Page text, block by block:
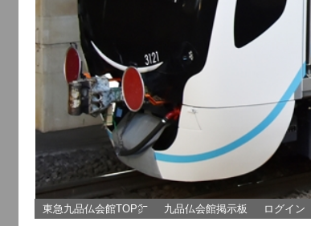
東急九品仏会館TOP㌻ 九品仏会館掲示板 ログイン